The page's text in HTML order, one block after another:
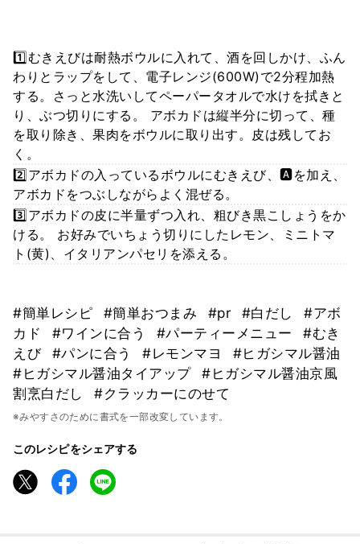
1️⃣むきえびは耐熱ボウルに入れて、酒を回しかけ、ふん
わりとラップをして、電子レンジ(600W)で2分程加熱
する。さっと水洗いしてペーパータオルで水けを拭きと
り、ぶつ切りにする。 アボカドは縦半分に切って、種
を取り除き、果肉をボウルに取り出す。皮は残してお
く。
2️⃣アボカドの入っているボウルにむきえび、🅰️を加え、
アボカドをつぶしながらよく混ぜる。
3️⃣アボカドの皮に半量ずつ入れ、粗びき黒こしょうをか
ける。 お好みでいちょう切りにしたレモン、ミニトマ
ト(黄)、イタリアンパセリを添える。
#簡単レシピ #簡単おつまみ #pr #白だし
#アボ
カド
#ワインに合う #パーティーメニュー
#むき
えび
#パンに合う #レモンマヨ
#ヒガシマル醤油
#ヒガシマル醤油タイアップ
#ヒガシマル醤油京風
割烹白だし
#クラッカーにのせて
※みやすさのために書式を一部改変しています。
このレシピをシェアする